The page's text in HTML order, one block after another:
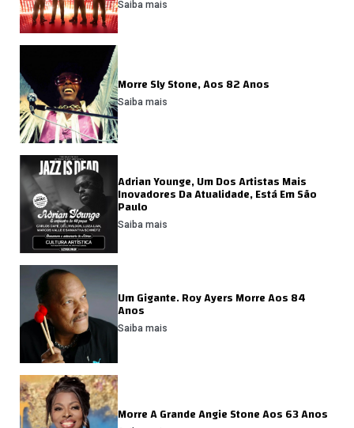
Saiba mais
Morre Sly Stone, Aos 82 Anos
Saiba mais
Adrian Younge, Um Dos Artistas Mais
Inovadores Da Atualidade, Está Em São
Paulo
Saiba mais
Um Gigante. Roy Ayers Morre Aos 84
Anos
Saiba mais
Morre A Grande Angie Stone Aos 63 Anos